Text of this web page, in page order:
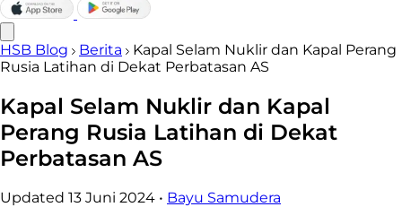
HSB Blog Berita
Kapal Selam Nuklir dan Kapal Perang
Rusia Latihan di Dekat Perbatasan AS
Kapal Selam Nuklir dan Kapal
Perang Rusia Latihan di Dekat
Perbatasan AS
Updated 13 Juni 2024 • Bayu Samudera